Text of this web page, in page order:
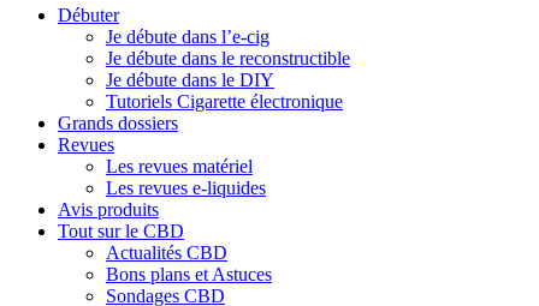
Débuter
Je débute dans l’e-cig
Je débute dans le reconstructible
Je débute dans le DIY
Tutoriels Cigarette électronique
Grands dossiers
Revues
Les revues matériel
Les revues e-liquides
Avis produits
Tout sur le CBD
Actualités CBD
Bons plans et Astuces
Sondages CBD